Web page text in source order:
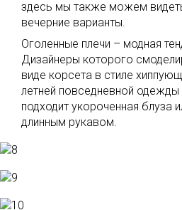
здесь мы также можем
вечерние варианты.
Оголенные плечи – модная
Дизайнеры которого
виде корсета в стиле
летней повседневной
подходит укороченная блуза
длинным рукавом.